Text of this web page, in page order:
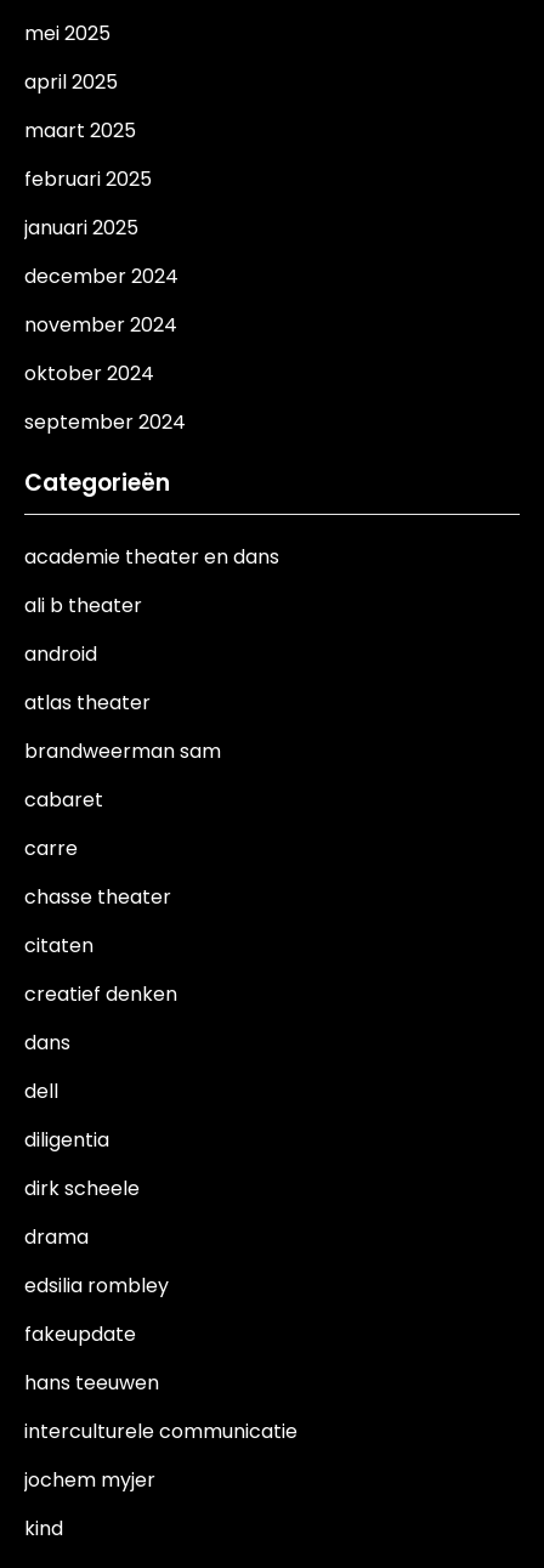
mei 2025
april 2025
maart 2025
februari 2025
januari 2025
december 2024
november 2024
oktober 2024
september 2024
Categorieën
academie theater en dans
ali b theater
android
atlas theater
brandweerman sam
cabaret
carre
chasse theater
citaten
creatief denken
dans
dell
diligentia
dirk scheele
drama
edsilia rombley
fakeupdate
hans teeuwen
interculturele communicatie
jochem myjer
kind